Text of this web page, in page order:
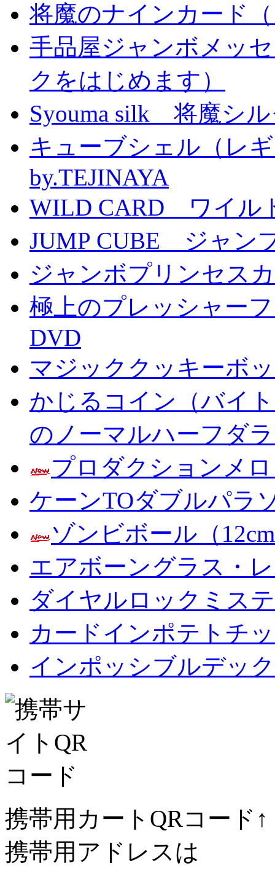
将魔のナインカード
手品屋ジャンボメッ
クをはじめます）
Syouma silk 将魔シ
キューブシェル（レ
by.TEJINAYA
WILD CARD ワイル
JUMP CUBE ジャン
ジャンボプリンセス
極上のプレッシャー
DVD
マジッククッキーボ
かじるコイン（バイ
のノーマルハーフダ
プロダクションメ
ケーンTOダブルパラ
ゾンビボール（
エアボーングラス・
ダイヤルロックミス
カードインポテトチ
インポッシブルデック
携帯用カートQRコード↑
携帯用アドレスは